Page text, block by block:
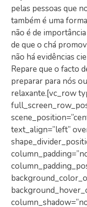
pelas pessoas que
também é uma
não é de
de que o chá
não há evidências
Repare que o facto
preparar para nós
relaxante.[vc_row
text_align=”left”